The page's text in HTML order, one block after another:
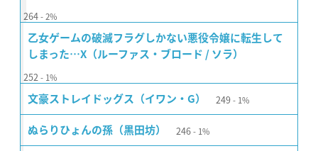
264 2%
乙女ゲームの破滅フラグしかない悪役令嬢に転生して
しまった…X（ルーファス・ブロード / ソラ）
252 1%
文豪ストレイドッグス（イワン・G） 249 1%
ぬらりひょんの孫（黒田坊） 246 1%